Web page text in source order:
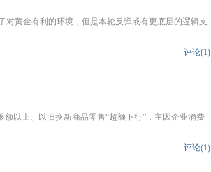
黄金有利的环境，但是本轮反弹或有更底层的逻辑支
评论(1)
以上、以旧换新商品零售“超额下行”，主因企业消费
评论(1)